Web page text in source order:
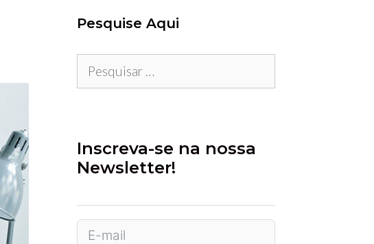
Pesquise Aqui
por:
Inscreva-se na nossa
Newsletter!